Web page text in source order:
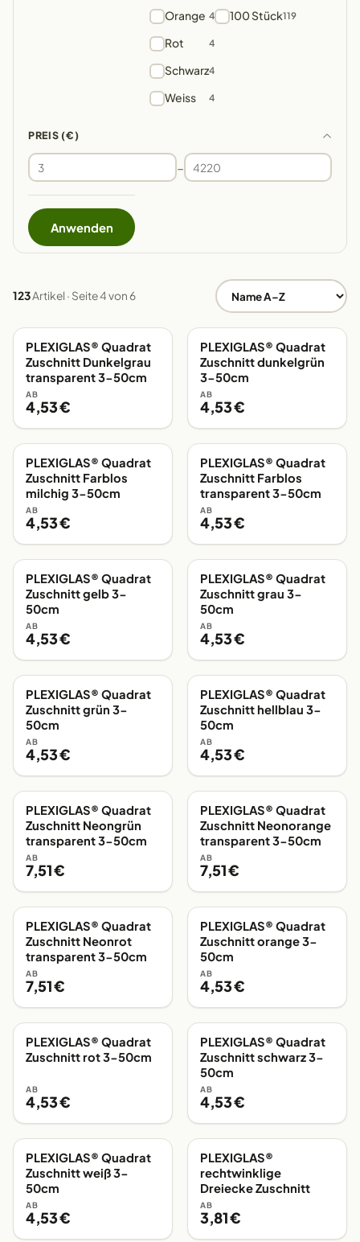
Orange 4
Rot 4
Schwarz4
Weiss 4
100 Stück119
PREIS (€)
–
Anwenden
123Artikel · Seite 4 von 6
EIGENE FERTIGUNG
PLEXIGLAS® Quadrat
Zuschnitt Dunkelgrau
transparent 3-50cm
AB
4,53 €
EIGENE FERTIGUNG
PLEXIGLAS® Quadrat
Zuschnitt dunkelgrün
3-50cm
AB
4,53 €
EIGENE FERTIGUNG
PLEXIGLAS® Quadrat
Zuschnitt Farblos
milchig 3-50cm
AB
4,53 €
EIGENE FERTIGUNG
PLEXIGLAS® Quadrat
Zuschnitt Farblos
transparent 3-50cm
AB
4,53 €
EIGENE FERTIGUNG
PLEXIGLAS® Quadrat
Zuschnitt gelb 3-
50cm
AB
4,53 €
EIGENE FERTIGUNG
PLEXIGLAS® Quadrat
Zuschnitt grau 3-
50cm
AB
4,53 €
EIGENE FERTIGUNG
PLEXIGLAS® Quadrat
Zuschnitt grün 3-
50cm
AB
4,53 €
EIGENE FERTIGUNG
PLEXIGLAS® Quadrat
Zuschnitt hellblau 3-
50cm
AB
4,53 €
EIGENE FERTIGUNG
PLEXIGLAS® Quadrat
Zuschnitt Neongrün
transparent 3-50cm
AB
7,51 €
EIGENE FERTIGUNG
PLEXIGLAS® Quadrat
Zuschnitt Neonorange
transparent 3-50cm
AB
7,51 €
EIGENE FERTIGUNG
PLEXIGLAS® Quadrat
Zuschnitt Neonrot
transparent 3-50cm
AB
7,51 €
EIGENE FERTIGUNG
PLEXIGLAS® Quadrat
Zuschnitt orange 3-
50cm
AB
4,53 €
EIGENE FERTIGUNG
PLEXIGLAS® Quadrat
Zuschnitt rot 3-50cm
AB
4,53 €
EIGENE FERTIGUNG
PLEXIGLAS® Quadrat
Zuschnitt schwarz 3-
50cm
AB
4,53 €
EIGENE FERTIGUNG
PLEXIGLAS® Quadrat
Zuschnitt weiß 3-
50cm
AB
4,53 €
EIGENE FERTIGUNG
PLEXIGLAS®
rechtwinklige
Dreiecke Zuschnitt
AB
3,81 €